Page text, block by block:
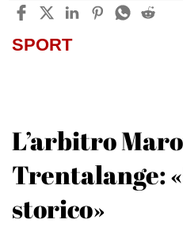
SPORT
L’arbitro
Trentalange:
storico»